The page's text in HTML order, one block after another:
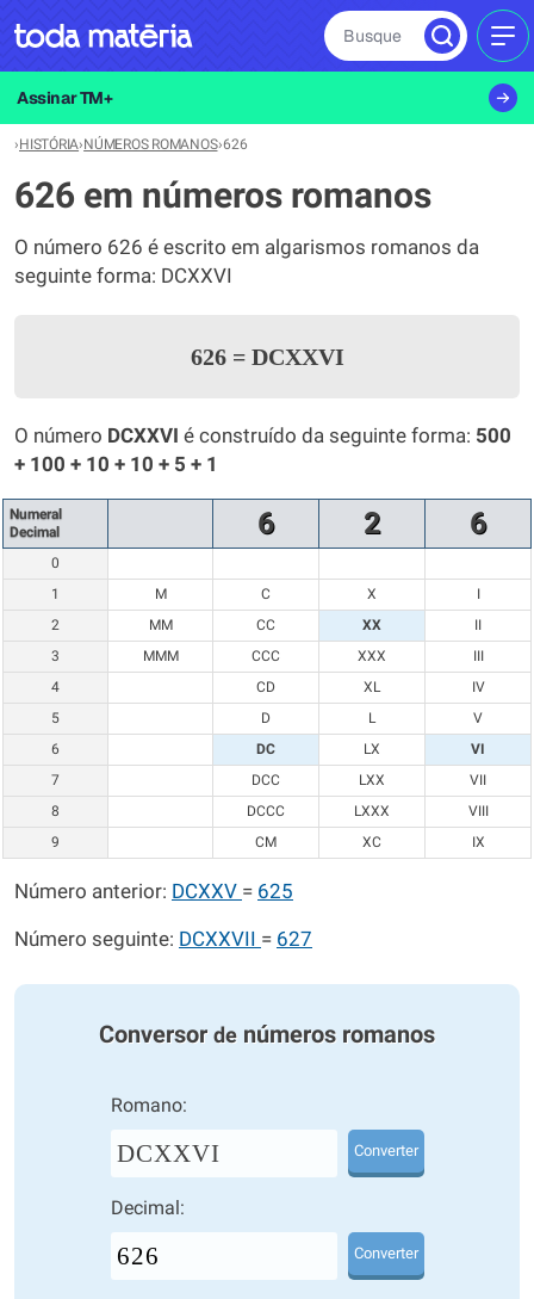
Busque
Assinar TM+
›HISTÓRIA›NÚMEROS ROMANOS›626
626 em números romanos
O número 626 é escrito em algarismos romanos da
seguinte forma: DCXXVI
626 =DCXXVI
O número DCXXVI é construído da seguinte forma: 500
+ 100 + 10 + 10 + 5 + 1
Numeral
Decimal
6 2 6
0
1
M C X
I
2
MM CC XX
II
3
MMM CCC XXX
III
4
CD XL
IV
5
D L
V
6
DC LX
VI
7
DCC LXX
VII
8
DCCC LXXX
VIII
9
CM XC IX
Número anterior: DCXXV = 625
Número seguinte: DCXXVII = 627
Conversor de números romanos
Romano:
DCXXVI Converter
Decimal:
Converter